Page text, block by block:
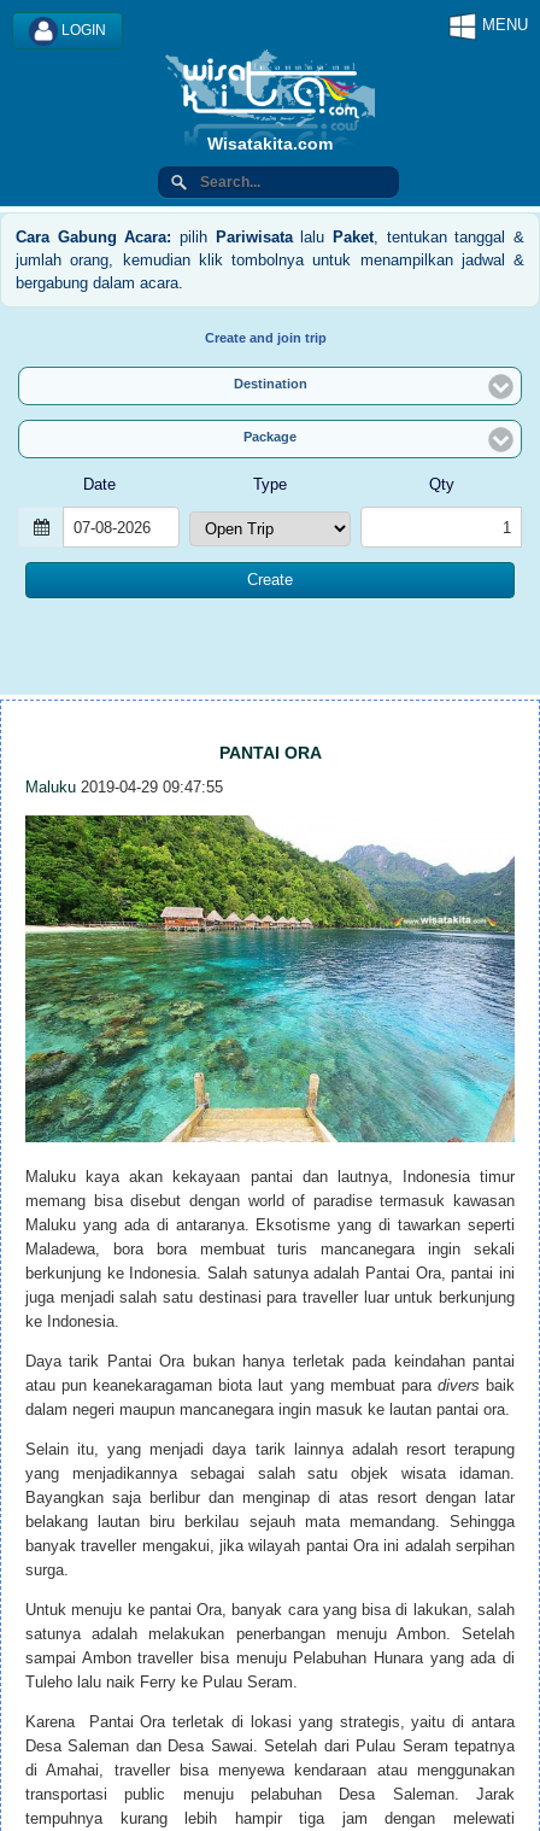
MENU
LOGIN
Wisatakita.com
Cara Gabung Acara: pilih Pariwisatalalu Paket, tentukan tanggal &
jumlah orang, kemudian klik tombolnya untuk menampilkan jadwal &
bergabung dalam acara.
Create and join trip
Destination
Package
Date Type Qty
PANTAI ORA
Maluku 2019-04-29 09:47:55
Maluku kaya akan kekayaan pantai dan lautnya, Indonesia timur
memang bisa disebut dengan world of paradise termasuk kawasan
Maluku yang ada di antaranya. Eksotisme yang di tawarkan seperti
Maladewa, bora bora membuat turis mancanegara ingin sekali
berkunjung ke Indonesia. Salah satunya adalah Pantai Ora, pantai ini
juga menjadi salah satu destinasi para traveller luar untuk berkunjung
ke Indonesia.
Daya tarik Pantai Ora bukan hanya terletak pada keindahan pantai
atau pun keanekaragaman biota laut yang membuat para divers baik
dalam negeri maupun mancanegara ingin masuk ke lautan pantai ora.
Selain itu, yang menjadi daya tarik lainnya adalah resort terapung
yang menjadikannya sebagai salah satu objek wisata idaman.
Bayangkan saja berlibur dan menginap di atas resort dengan latar
belakang lautan biru berkilau sejauh mata memandang. Sehingga
banyak traveller mengakui, jika wilayah pantai Ora ini adalah serpihan
surga.
Untuk menuju ke pantai Ora, banyak cara yang bisa di lakukan, salah
satunya adalah melakukan penerbangan menuju Ambon. Setelah
sampai Ambon traveller bisa menuju Pelabuhan Hunara yang ada di
Tuleho lalu naik Ferry ke Pulau Seram.
Karena Pantai Ora terletak di lokasi yang strategis, yaitu di antara
Desa Saleman dan Desa Sawai. Setelah dari Pulau Seram tepatnya
di Amahai, traveller bisa menyewa kendaraan atau menggunakan
transportasi public menuju pelabuhan Desa Saleman. Jarak
tempuhnya kurang lebih hampir tiga jam dengan melewati